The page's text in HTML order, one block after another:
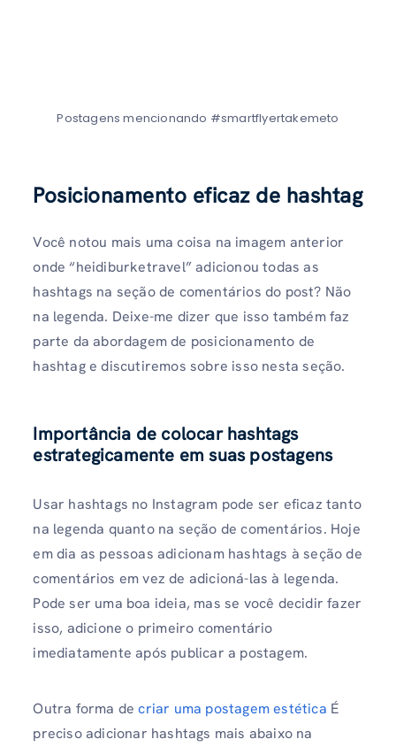
Postagens mencionando #smartflyertakemeto
Posicionamento eficaz de hashtag
Você notou mais uma coisa na imagem anterior
onde “heidiburketravel” adicionou todas as
hashtags na seção de comentários do post? Não
na legenda. Deixe-me dizer que isso também faz
parte da abordagem de posicionamento de
hashtag e discutiremos sobre isso nesta seção.
Importância de colocar hashtags
estrategicamente em suas postagens
Usar hashtags no Instagram pode ser eficaz tanto
na legenda quanto na seção de comentários. Hoje
em dia as pessoas adicionam hashtags à seção de
comentários em vez de adicioná-las à legenda.
Pode ser uma boa ideia, mas se você decidir fazer
isso, adicione o primeiro comentário
imediatamente após publicar a postagem.
Outra forma decriar uma postagem estética É
preciso adicionar hashtags mais abaixo na